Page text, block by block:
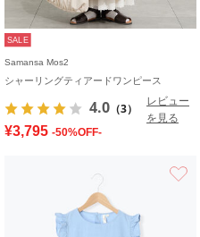
SALE
Samansa Mos2
シャーリングティアードワンピース
4.0 （3）
レビュー
を見る
¥3,795 -50%OFF-